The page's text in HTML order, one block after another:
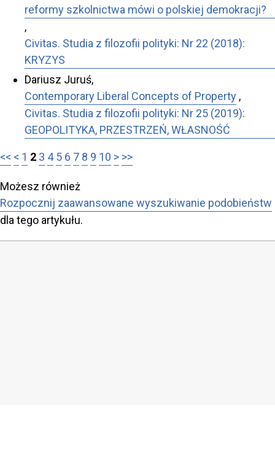
reformy szkolnictwa mówi o polskiej demokracji?
,
Civitas. Studia z filozofii polityki: Nr 22 (2018):
KRYZYS
Dariusz Juruś,
Contemporary Liberal Concepts of Property ,
Civitas. Studia z filozofii polityki: Nr 25 (2019):
GEOPOLITYKA, PRZESTRZEŃ, WŁASNOŚĆ
<< < 1 2 3 4 5 6 7 8 9 10 > >>
Możesz również
Rozpocznij zaawansowane wyszukiwanie podobieństw
dla tego artykułu.